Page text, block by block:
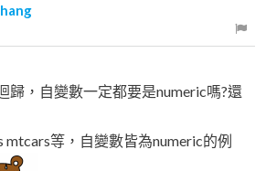
歸，自變數一定都要是numeric嗎?還
mtcars等，自變數皆為numeric的例